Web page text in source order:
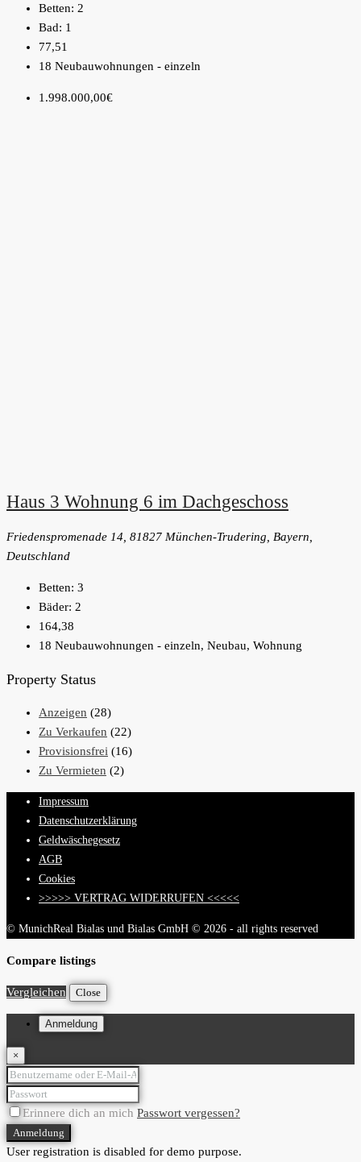
Betten: 2
Bad: 1
77,51
18 Neubauwohnungen - einzeln
1.998.000,00€
Haus 3 Wohnung 6 im Dachgeschoss
Friedenspromenade 14, 81827 München-Trudering, Bayern,
Deutschland
Betten: 3
Bäder: 2
164,38
18 Neubauwohnungen - einzeln, Neubau, Wohnung
Property Status
Anzeigen (28)
Zu Verkaufen (22)
Provisionsfrei (16)
Zu Vermieten (2)
Impressum
Datenschutzerklärung
Geldwäschegesetz
AGB
Cookies
>>>>> VERTRAG WIDERRUFEN <<<<<
© MunichReal Bialas und Bialas GmbH © 2026 - all rights reserved
Compare listings
Vergleichen Close
Anmeldung
×
Erinnere dich an mich Passwort vergessen?
Anmeldung
User registration is disabled for demo purpose.